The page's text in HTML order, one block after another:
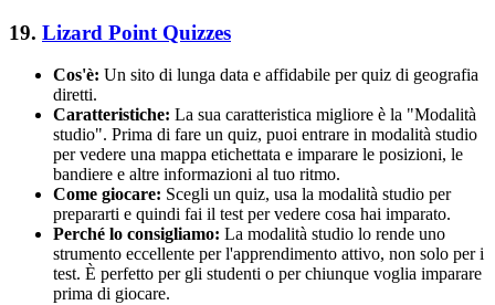
19. Lizard Point Quizzes
Cos'è: Un sito di lunga data e affidabile per quiz di geografia
diretti.
Caratteristiche: La sua caratteristica migliore è la "Modalità
studio". Prima di fare un quiz, puoi entrare in modalità studio
per vedere una mappa etichettata e imparare le posizioni, le
bandiere e altre informazioni al tuo ritmo.
Come giocare: Scegli un quiz, usa la modalità studio per
prepararti e quindi fai il test per vedere cosa hai imparato.
Perché lo consigliamo: La modalità studio lo rende uno
strumento eccellente per l'apprendimento attivo, non solo per i
test. È perfetto per gli studenti o per chiunque voglia imparare
prima di giocare.